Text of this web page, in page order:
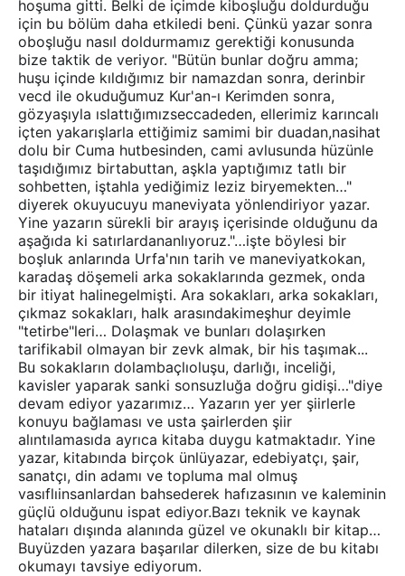
hoşuma gitti. Belki de içimde kiboşluğu doldurduğu
için bu bölüm daha etkiledi beni. Çünkü yazar sonra
oboşluğu nasıl doldurmamız gerektiği konusunda
bize taktik de veriyor. "Bütün bunlar doğru amma;
huşu içinde kıldığımız bir namazdan sonra, derinbir
vecd ile okuduğumuz Kur'an-ı Kerimden sonra,
gözyaşıyla ıslattığımızseccadeden, ellerimiz karıncalı
içten yakarışlarla ettiğimiz samimi bir duadan,nasihat
dolu bir Cuma hutbesinden, cami avlusunda hüzünle
taşıdığımız birtabuttan, aşkla yaptığımız tatlı bir
sohbetten, iştahla yediğimiz leziz biryemekten…"
diyerek okuyucuyu maneviyata yönlendiriyor yazar.
Yine yazarın sürekli bir arayış içerisinde olduğunu da
aşağıda ki satırlardananlıyoruz."…işte böylesi bir
boşluk anlarında Urfa'nın tarih ve maneviyatkokan,
karadaş döşemeli arka sokaklarında gezmek, onda
bir itiyat halinegelmişti. Ara sokakları, arka sokakları,
çıkmaz sokakları, halk arasındakimeşhur deyimle
"tetirbe"leri… Dolaşmak ve bunları dolaşırken
tarifikabil olmayan bir zevk almak, bir his taşımak...
Bu sokakların dolambaçlıoluşu, darlığı, inceliği,
kavisler yaparak sanki sonsuzluğa doğru gidişi…"diye
devam ediyor yazarımız… Yazarın yer yer şiirlerle
konuyu bağlaması ve usta şairlerden şiir
alıntılamasıda ayrıca kitaba duygu katmaktadır. Yine
yazar, kitabında birçok ünlüyazar, edebiyatçı, şair,
sanatçı, din adamı ve topluma mal olmuş
vasıflıinsanlardan bahsederek hafızasının ve kaleminin
güçlü olduğunu ispat ediyor.Bazı teknik ve kaynak
hataları dışında alanında güzel ve okunaklı bir kitap…
Buyüzden yazara başarılar dilerken, size de bu kitabı
okumayı tavsiye ediyorum.